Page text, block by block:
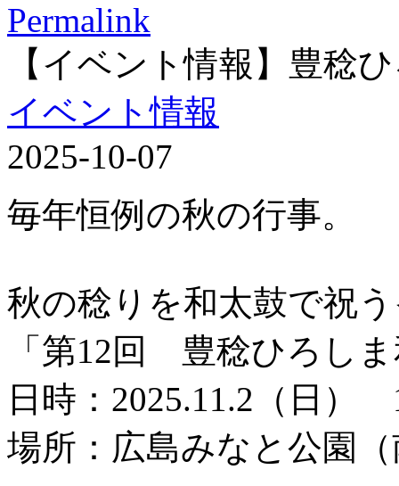
Permalink
【イベント情報】豊稔
イベント情報
2025-10-07
毎年恒例の秋の行事。
秋の稔りを和太鼓で祝
「第12回 豊稔ひろし
日時：2025.11.2（日）
場所：広島みなと公園